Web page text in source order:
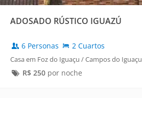
ADOSADO RÚSTICO IGUAZÚ
6 Personas 2 Cuartos
Casa em Foz do Iguaçu / Campos do Iguaçu
R$ 250por noche